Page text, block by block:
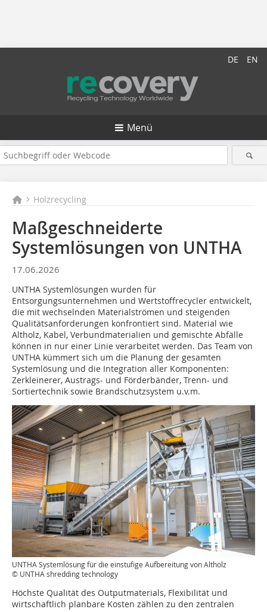
DE EN
Menü
Holzrecycling
Maßgeschneiderte
Systemlösungen von UNTHA
17.06.2026
UNTHA Systemlösungen wurden für
Entsorgungsunternehmen und Wertstoffrecycler entwickelt,
die mit wechselnden Materialströmen und steigenden
Qualitätsanforderungen konfrontiert sind. Material wie
Altholz, Kabel, Verbundmaterialien und gemischte Abfälle
können in nur einer Linie verarbeitet werden. Das Team von
UNTHA kümmert sich um die Planung der gesamten
Systemlösung und die Integration aller Komponenten:
Zerkleinerer, Austrags- und Förderbänder, Trenn- und
Sortiertechnik sowie Brandschutzsystem u.v.m.
UNTHA Systemlösung für die einstufige Aufbereitung von Altholz
© UNTHA shredding technology
Höchste Qualität des Outputmaterials, Flexibilität und
wirtschaftlich planbare Kosten zählen zu den zentralen